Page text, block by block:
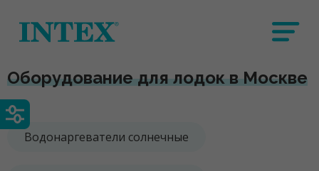
Оборудование для лодок в Москве
Водонаргеватели солнечные